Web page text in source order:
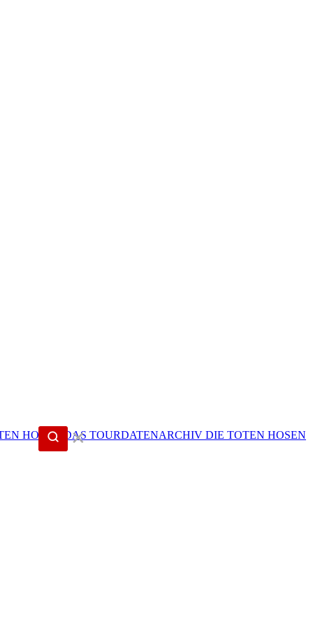
DIE TOTEN HOSEN
✕